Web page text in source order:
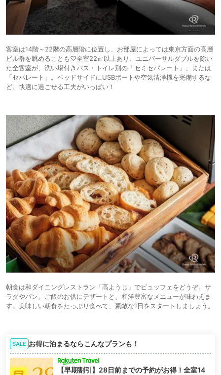
客室は14階～22階の高層階に位置し、お部屋によっては東京方面の高層
ビル群を眺めることも♡全室22㎡以上あり、ユニバーサルダブルを除い
た全客室が、洗い場付きバス・トイレ別の「セミセパレート」、または
「セパレート」。ベッドサイドにUSBポートや空気清浄機を完備するな
ど、快適に過ごせる工夫がいっぱい！
朝食は和ダイニングレストラン「高ようじ」でビュッフェをどうぞ。サ
ラダやパン、ご飯のお供にデザートと、和洋豊富なメニューが味わえま
す。美味しい朝食をたっぷり食べて、素敵な1日をスタートしましょう。
SALE お得に泊まるならこんなプランも！
【早期割引】28日前までの予約がお得！全室14